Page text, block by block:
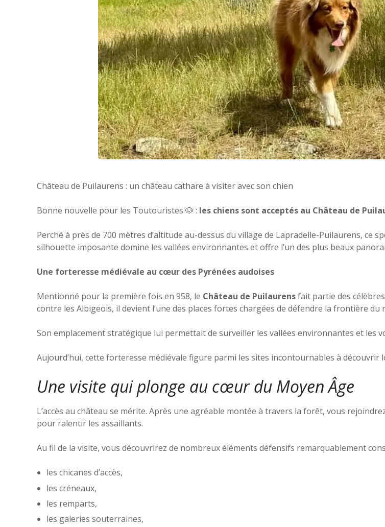
Château de Puilaurens : un château cathare à visiter avec son chien
Bonne nouvelle pour les Toutouristes 🐶 : les chiens sont acceptés au Château de
Perché à près de 700 mètres d’altitude au-dessus du village de Lapradelle-Puilaurens, ce
silhouette imposante domine les vallées environnantes et offre l’un des plus beaux
Une forteresse médiévale au cœur des Pyrénées audoises
Mentionné pour la première fois en 958, le Château de Puilaurensfait partie des
contre les Albigeois, il devient l’une des places fortes chargées de défendre la frontière du
Son emplacement stratégique lui permettait de surveiller les vallées environnantes et les
Aujourd’hui, cette forteresse médiévale figure parmi les sites incontournables à découvrir
Une visite qui plonge au cœur du Moyen Âge
L’accès au château se mérite. Après une agréable montée à travers la forêt, vous
pour ralentir les assaillants.
Au fil de la visite, vous découvrirez de nombreux éléments défensifs remarquablement
les chicanes d’accès,
les créneaux,
les remparts,
les galeries souterraines,